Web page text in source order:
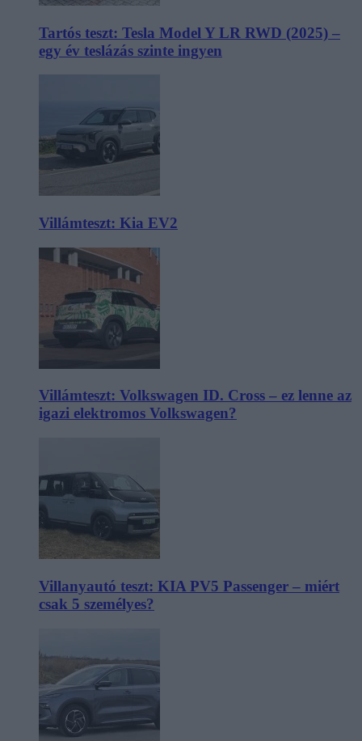
Tartós teszt: Tesla Model Y LR RWD (2025) –
egy év teslázás szinte ingyen
Villámteszt: Kia EV2
Villámteszt: Volkswagen ID. Cross – ez lenne az
igazi elektromos Volkswagen?
Villanyautó teszt: KIA PV5 Passenger – miért
csak 5 személyes?